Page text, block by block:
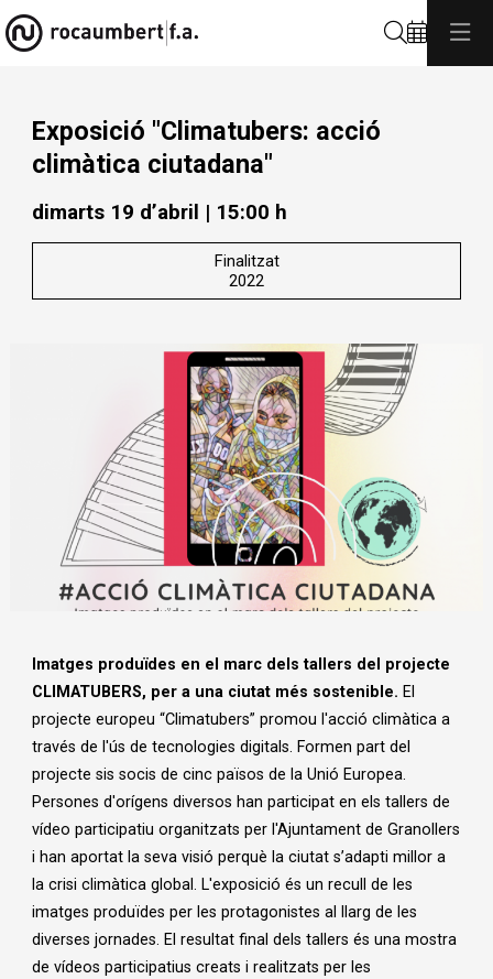
Exposició "Climatubers: acció
climàtica ciutadana"
dimarts 19 d’abril | 15:00 h
Finalitzat
2022
Imatges produïdes en el marc dels tallers del projecte
CLIMATUBERS, per a una ciutat més sostenible. El
projecte europeu “Climatubers” promou l'acció climàtica a
través de l'ús de tecnologies digitals. Formen part del
projecte sis socis de cinc països de la Unió Europea.
Persones d'orígens diversos han participat en els tallers de
vídeo participatiu organitzats per l'Ajuntament de Granollers
i han aportat la seva visió perquè la ciutat s’adapti millor a
la crisi climàtica global. L'exposició és un recull de les
imatges produïdes per les protagonistes al llarg de les
diverses jornades. El resultat final dels tallers és una mostra
de vídeos participatius creats i realitzats per les